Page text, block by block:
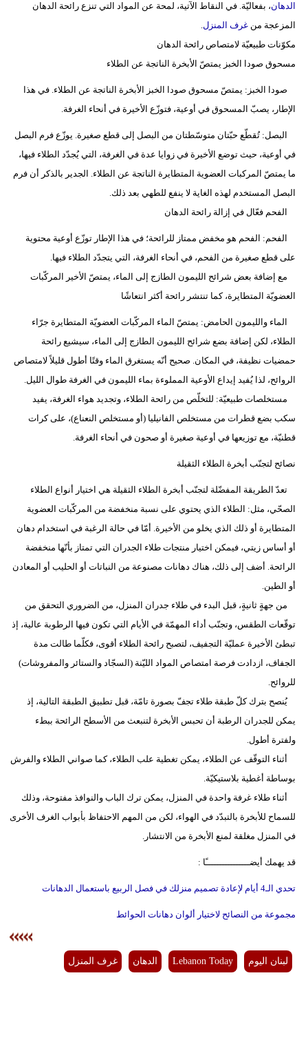
مدوَّنات
أبراج
الدهان، بفعاليّة. في النقاط الآتية، لمحة عن المواد التي تنزع رائحة الدهان
المزعجة منغرف المنزل.
مكوّنات طبيعيّة لامتصاص رائحة الدهان
مسحوق صودا الخبز يمتصّ الأبخرة الناتجة عن الطلاء
صودا الخبز: يمتصّ مسحوق صودا الخبز الأبخرة الناتجة عن الطلاء. في هذا
الإطار، يصبّ المسحوق في أوعية، فتوزّع الأخيرة في أنحاء الغرفة.
البصل: تُقطّع حبّتان متوسّطتان من البصل إلى قطع صغيرة. يوزّع فرم البصل
في أوعية، حيث توضع الأخيرة في زوايا عدة في الغرفة، التي يُجدّد الطلاء فيها،
ما يمتصّ المركبات العضوية المتطايرة الناتجة عن الطلاء. الجدير بالذكر أن فرم
البصل المستخدم لهذه الغاية لا ينفع للطهي بعد ذلك.
الفحم فعّال في إزالة رائحة الدهان
الفحم: الفحم هو مخفض ممتاز للرائحة؛ في هذا الإطار توزّع أوعية محتوية
على قطع صغيرة من الفحم، في أنحاء الغرفة، التي يتجدّد الطلاء فيها.
مع إضافة بعض شرائح الليمون الطازج إلى الماء، يمتصّ الأخير المركّبات
العضويّة المتطايرة، كما تنتشر رائحة أكثر انتعاشًا
الماء والليمون الحامض: يمتصّ الماء المركّبات العضويّة المتطايرة جرّاء
الطلاء، لكن إضافة بضع شرائح الليمون الطازج إلى الماء، سيشيع رائحة
حمضيات نظيفة، في المكان. صحيح أنّه يستغرق الماء وقتًا أطول قليلاً لامتصاص
الروائح، لذا يُفيد إيداع الأوعية المملوءة بماء الليمون في الغرفة طوال الليل.
مستخلصات طبيعيّة: للتخلّص من رائحة الطلاء، وتجديد هواء الغرفة، يفيد
سكب بضع قطرات من مستخلص الفانيليا (أو مستخلص النعناع)، على كرات
قطنيّة، مع توزيعها في أوعية صغيرة أو صحون في أنحاء الغرفة.
نصائح لتجنّب أبخرة الطلاء الثقيلة
تعدّ الطريقة المفضّلة لتجنّب أبخرة الطلاء الثقيلة هي اختيار أنواع الطلاء
الصحّي، مثل: الطلاء الذي يحتوي على نسبة منخفضة من المركّبات العضوية
المتطايرة أو ذلك الذي يخلو من الأخيرة. أمّا في حالة الرغبة في استخدام دهان
أو أساس زيتي، فيمكن اختيار منتجات طلاء الجدران التي تمتاز بأنّها منخفضة
الرائحة. أضف إلى ذلك، هناك دهانات مصنوعة من النباتات أو الحليب أو المعادن
أو الطين.
من جهةٍ ثانيةٍ، قبل البدء في طلاء جدران المنزل، من الضروري التحقق من
توقّعات الطقس، وتجنّب أداء المهمّة في الأيام التي تكون فيها الرطوبة عالية، إذ
تبطئ الأخيرة عمليّة التجفيف، لتصبح رائحة الطلاء أقوى، فكلّما طالت مدة
الجفاف، ازدادت فرصة امتصاص المواد الليّنة (السجّاد والستائر والمفروشات)
للروائح.
يُنصح بترك كلّ طبقة طلاء تجفّ بصورة تامّة، قبل تطبيق الطبقة التالية، إذ
يمكن للجدران الرطبة أن تحبس الأبخرة لتنبعث من الأسطح الرائحة ببطء
ولفترة أطول.
أثناء التوقّف عن الطلاء، يمكن تغطية علب الطلاء، كما صواني الطلاء والفرش
بوساطة أغطية بلاستيكيّة.
أثناء طلاء غرفة واحدة في المنزل، يمكن ترك الباب والنوافذ مفتوحة، وذلك
للسماح للأبخرة بالتبدّد في الهواء، لكن من المهم الاحتفاظ بأبواب الغرف الأخرى
في المنزل مغلقة لمنع الأبخرة من الانتشار.
قد يهمك أيضــــــــــــــــًا :
تحدي الـ4 أيام لإعادة تصميم منزلك في فصل الربيع باستعمال الدهانات
مجموعة من النصائح لاختيار ألوان دهانات الحوائط
لبنان اليوم Lebanon Today الدهان غرف المنزل